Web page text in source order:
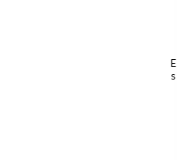
E
s